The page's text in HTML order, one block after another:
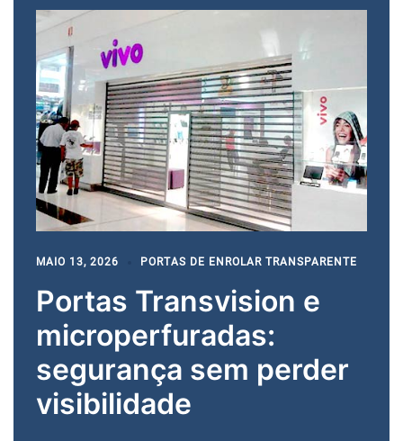
MAIO 13, 2026 PORTAS DE ENROLAR TRANSPARENTE
Portas Transvision e
microperfuradas:
segurança sem perder
visibilidade